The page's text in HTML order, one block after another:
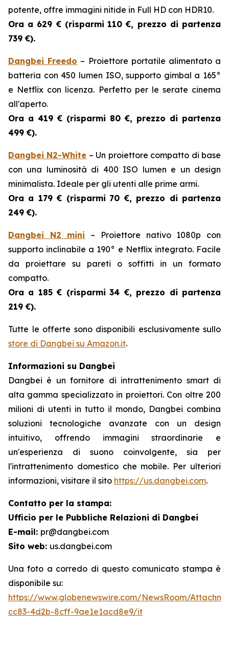
potente, offre immagini nitide in Full HD con HDR10.
Ora a 629 € (risparmi 110 €, prezzo di partenza
739 €).
Dangbei Freedo – Proiettore portatile alimentato a
batteria con 450 lumen ISO, supporto gimbal a 165°
e Netflix con licenza. Perfetto per le serate cinema
all'aperto.
Ora a 419 € (risparmi 80 €, prezzo di partenza
499 €).
Dangbei N2-White – Un proiettore compatto di base
con una luminosità di 400 ISO lumen e un design
minimalista. Ideale per gli utenti alle prime armi.
Ora a 179 € (risparmi 70 €, prezzo di partenza
249 €).
Dangbei N2 mini – Proiettore nativo 1080p con
supporto inclinabile a 190° e Netflix integrato. Facile
da proiettare su pareti o soffitti in un formato
compatto.
Ora a 185 € (risparmi 34 €, prezzo di partenza
219 €).
Tutte le offerte sono disponibili esclusivamente sullo
store di Dangbei su Amazon.it.
Informazioni su Dangbei
Dangbei è un fornitore di intrattenimento smart di
alta gamma specializzato in proiettori. Con oltre 200
milioni di utenti in tutto il mondo, Dangbei combina
soluzioni tecnologiche avanzate con un design
intuitivo, offrendo immagini straordinarie e
un'esperienza di suono coinvolgente, sia per
l'intrattenimento domestico che mobile. Per ulteriori
informazioni, visitare il sito https://us.dangbei.com.
Contatto per la stampa:
Ufficio per le Pubbliche Relazioni di Dangbei
E-mail: pr@dangbei.com
Sito web: us.dangbei.com
Una foto a corredo di questo comunicato stampa è
disponibile su:
https://www.globenewswire.com/NewsRoom/
cc83-4d2b-8cff-9ae1e1acd8e9/it